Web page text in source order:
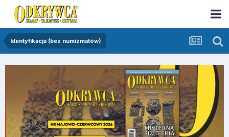
Identyfikacja (bez numizmatów)